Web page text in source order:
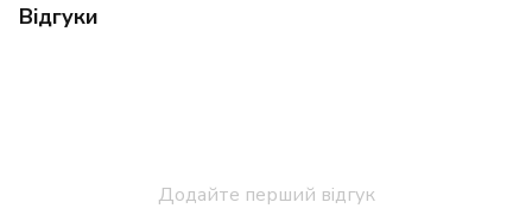
Відгуки
Додайте перший відгук